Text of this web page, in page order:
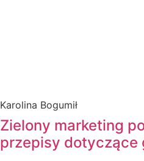
Karolina Bogumił
Zielony marketing
przepisy dotyczące